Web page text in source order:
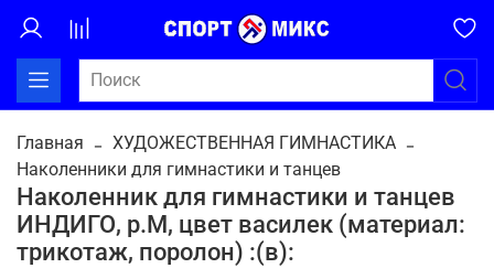
Главная
ХУДОЖЕСТВЕННАЯ ГИМНАСТИКА
Наколенники для гимнастики и танцев
Наколенник для гимнастики и танцев
ИНДИГО, р.М, цвет василек (материал:
трикотаж, поролон) :(в):